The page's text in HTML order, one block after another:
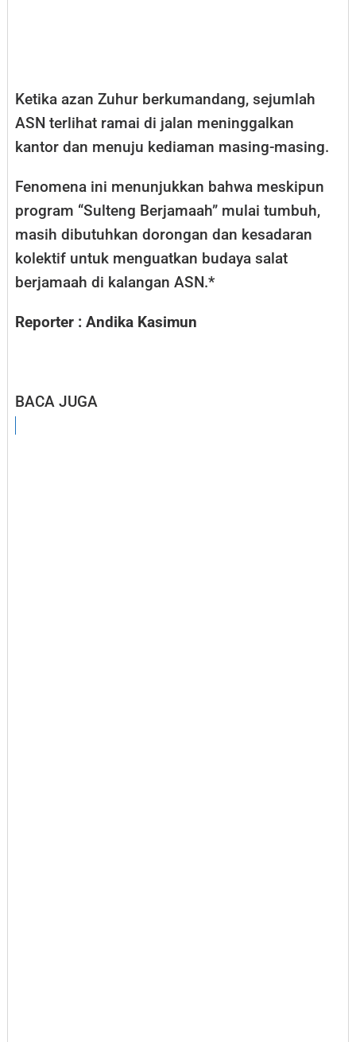
Ketika azan Zuhur berkumandang, sejumlah
ASN terlihat ramai di jalan meninggalkan
kantor dan menuju kediaman masing-masing.
Fenomena ini menunjukkan bahwa meskipun
program “Sulteng Berjamaah” mulai tumbuh,
masih dibutuhkan dorongan dan kesadaran
kolektif untuk menguatkan budaya salat
berjamaah di kalangan ASN.*
Reporter : Andika Kasimun
BACA JUGA